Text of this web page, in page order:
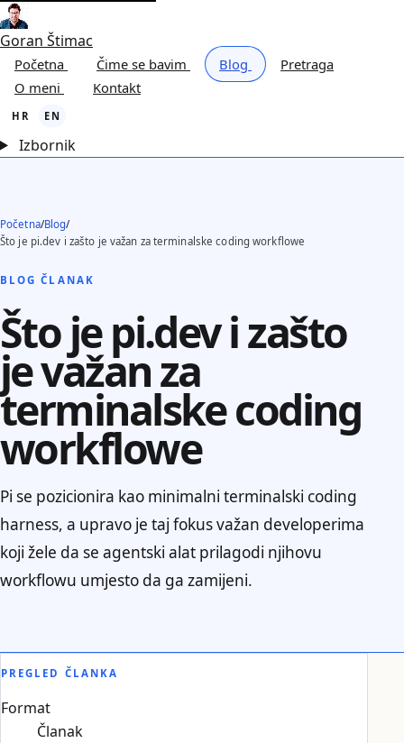
Goran Štimac
Početna Čime se bavim Blog
Pretraga
O meni
Kontakt
HR EN
Izbornik
Početna/Blog/
Što je pi.dev i zašto je važan za terminalske coding workflowe
BLOG ČLANAK
Što je pi.dev i zašto
je važan za
terminalske coding
workflowe
Pi se pozicionira kao minimalni terminalski coding
harness, a upravo je taj fokus važan developerima
koji žele da se agentski alat prilagodi njihovu
workflowu umjesto da ga zamijeni.
PREGLED ČLANKA
Format
Članak